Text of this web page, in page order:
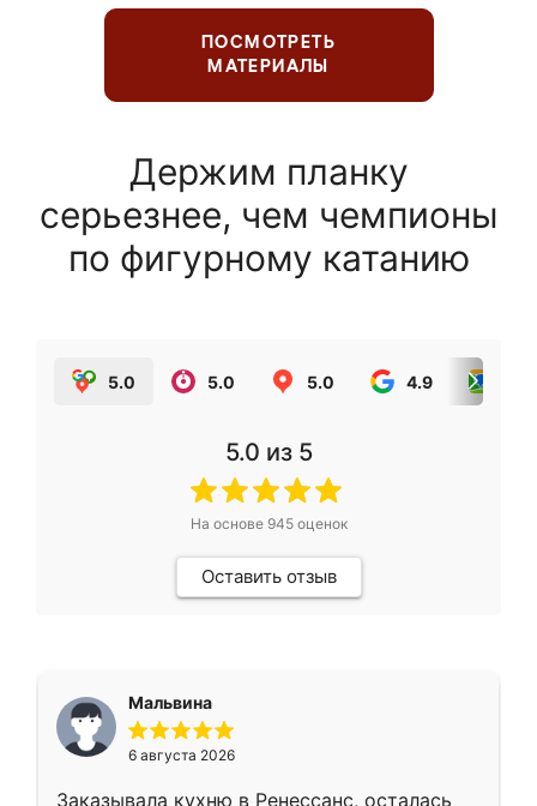
ПОСМОТРЕТЬ
МАТЕРИАЛЫ
Держим планку
серьезнее, чем чемпионы
по фигурному катанию
5.0 5.0 5.0 4.9
5.0 из 5
На основе 945оценок
Оставить отзыв
Мальвина
6 августа 2026
Заказывала кухню в Ренессанс, осталась